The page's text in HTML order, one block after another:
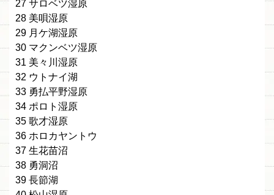
27 サロベツ湿原
28 美唄湿原
29 月ケ湖湿原
30 マクンベツ湿原
31 美々川湿原
32 ウトナイ湖
33 勇払平野湿原
34 ポロト湿原
35 歌才湿原
36 ホロカヤントウ
37 生花苗沼
38 勇洞沼
39 長節湖